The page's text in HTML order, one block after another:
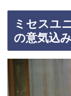
ミセスユ
の意気込み